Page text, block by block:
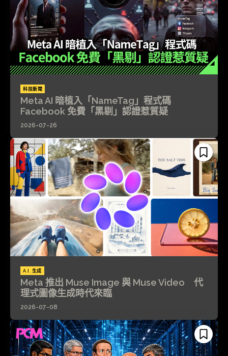
科技新聞
Meta AI 暗植入「NameTag」程式碼
Facebook 免費「黑剔」認證惹質疑
2026-07-26
A.I. 生成
Meta 推出 Muse Image 與 Muse Video 代
理式圖像生成時代來臨
2026-07-08